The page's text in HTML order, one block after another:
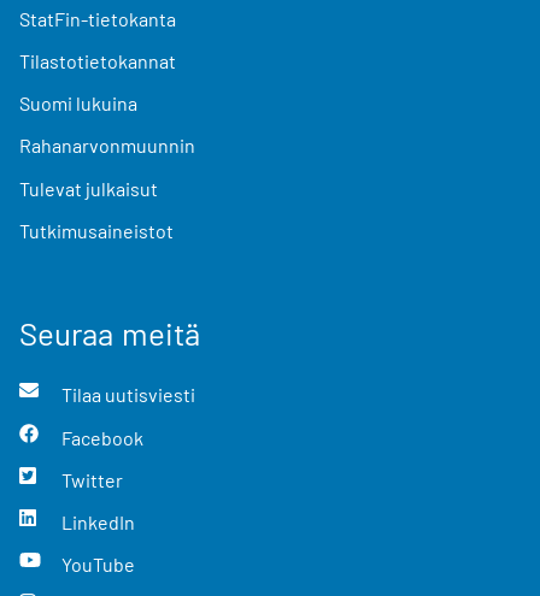
StatFin-tietokanta
Tilastotietokannat
Suomi lukuina
Rahanarvonmuunnin
Tulevat julkaisut
Tutkimusaineistot
Seuraa meitä
Tilaa uutisviesti
Facebook
Twitter
LinkedIn
YouTube